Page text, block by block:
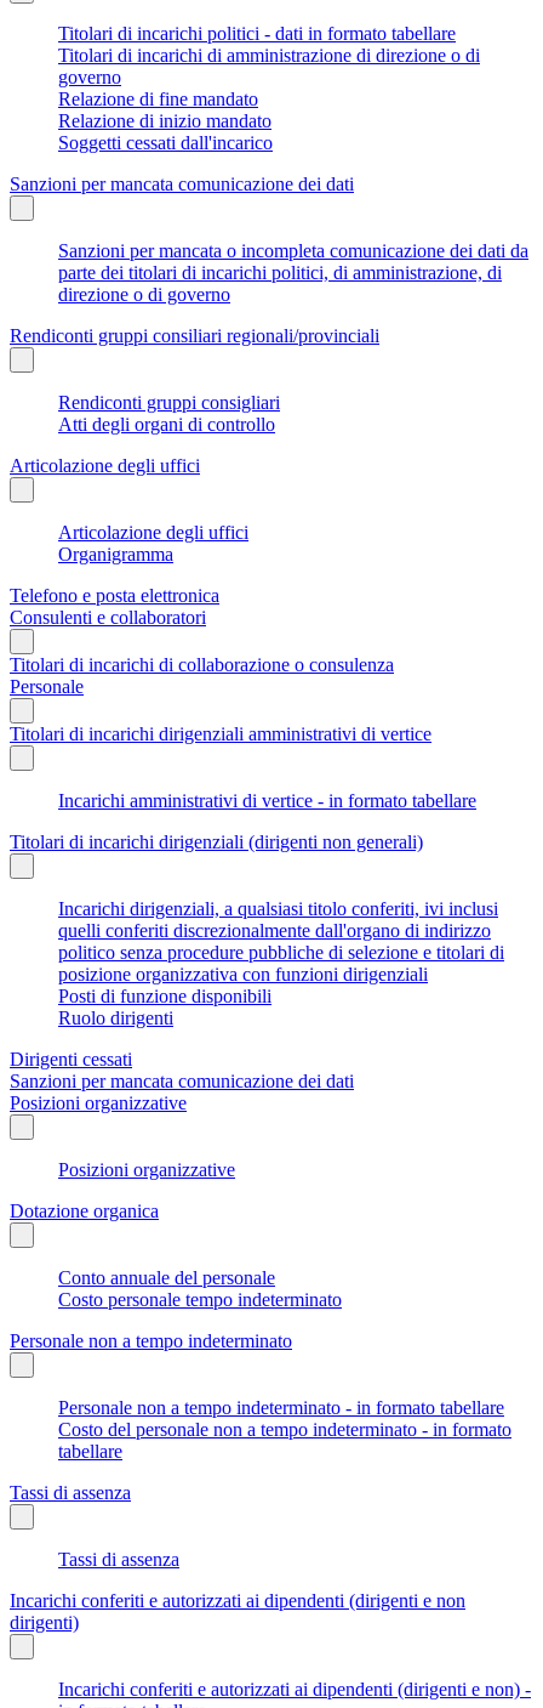
Titolari di incarichi politici - dati in formato tabellare
Titolari di incarichi di amministrazione di direzione o di
governo
Relazione di fine mandato
Relazione di inizio mandato
Soggetti cessati dall'incarico
Sanzioni per mancata comunicazione dei dati
Sanzioni per mancata o incompleta comunicazione dei dati da
parte dei titolari di incarichi politici, di amministrazione, di
direzione o di governo
Rendiconti gruppi consiliari regionali/provinciali
Rendiconti gruppi consigliari
Atti degli organi di controllo
Articolazione degli uffici
Articolazione degli uffici
Organigramma
Telefono e posta elettronica
Consulenti e collaboratori
Titolari di incarichi di collaborazione o consulenza
Personale
Titolari di incarichi dirigenziali amministrativi di vertice
Incarichi amministrativi di vertice - in formato tabellare
Titolari di incarichi dirigenziali (dirigenti non generali)
Incarichi dirigenziali, a qualsiasi titolo conferiti, ivi inclusi
quelli conferiti discrezionalmente dall'organo di indirizzo
politico senza procedure pubbliche di selezione e titolari di
posizione organizzativa con funzioni dirigenziali
Posti di funzione disponibili
Ruolo dirigenti
Dirigenti cessati
Sanzioni per mancata comunicazione dei dati
Posizioni organizzative
Posizioni organizzative
Dotazione organica
Conto annuale del personale
Costo personale tempo indeterminato
Personale non a tempo indeterminato
Personale non a tempo indeterminato - in formato tabellare
Costo del personale non a tempo indeterminato - in formato
tabellare
Tassi di assenza
Tassi di assenza
Incarichi conferiti e autorizzati ai dipendenti (dirigenti e non
dirigenti)
Incarichi conferiti e autorizzati ai dipendenti (dirigenti e non) -